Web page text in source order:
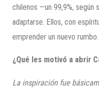
chilenos —un 99,9%, según
adaptarse. Ellos, con
emprender un nuevo rumbo.
¿Qué les motivó a abrir
La inspiración fue